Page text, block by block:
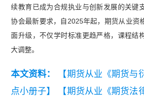
续教育已成为合规执业与创新发展的关键
协会最新要求，自2025年起，期货从业资
面升级，不仅学时标准更趋严格，课程结
大调整。
本文资料：
【期货从业《期货与
点小册子】
【期货从业《期货法